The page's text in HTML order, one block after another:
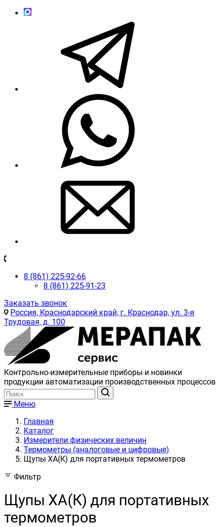
8 (861) 225-92-66
8 (861) 225-91-23
Заказать звонок
Россия, Краснодарский край, г. Краснодар, ул. 3-я
Трудовая, д. 100
Контрольно-измерительные приборы и новинки
продукции автоматизации производственных процессов
Меню
Главная
Каталог
Измерители физических величин
Термометры (аналоговые и цифровые)
Щупы ХА(К) для портативных термометров
Фильтр
Щупы ХА(К) для портативных
термометров